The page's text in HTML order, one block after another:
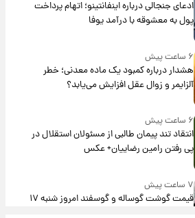
ادعای جنجالی درباره اینفانتینو؛ اتهام پرداخت
پول به معشوقه با درآمد یوفا
۶ ساعت پیش
هشدار درباره کمبود یک ماده معدنی؛ خطر
آلزایمر و زوال عقل افزایش می‌یابد؟
۶ ساعت پیش
انتقاد تند پیمان طالبی از مسئولان استقلال در
پی رفتن رامین رضاییان+ عکس
۷ ساعت پیش
قیمت گوشت گوساله و گوسفند امروز شنبه ۱۷